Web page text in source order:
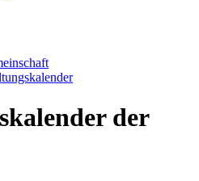
der